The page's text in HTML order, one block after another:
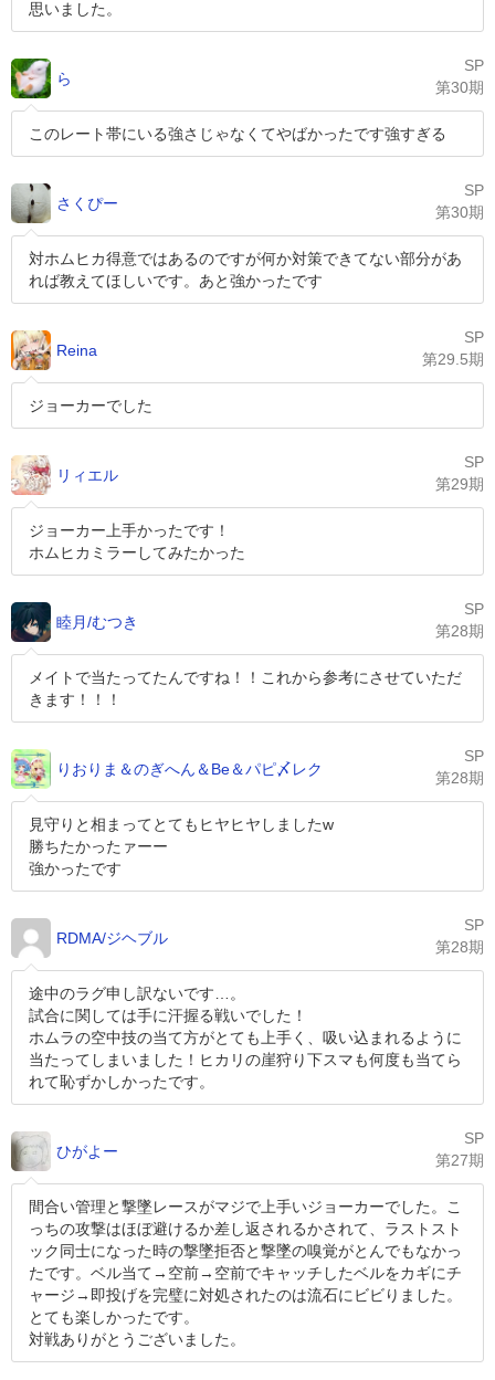
思いました。
ら
SP
第30期
このレート帯にいる強さじゃなくてやばかったです強すぎる
さくぴー
SP
第30期
対ホムヒカ得意ではあるのですが何か対策できてない部分があ
れば教えてほしいです。あと強かったです
Reina
SP
第29.5期
ジョーカーでした
リィエル
SP
第29期
ジョーカー上手かったです！
ホムヒカミラーしてみたかった
睦月/むつき
SP
第28期
メイトで当たってたんですね！！これから参考にさせていただ
きます！！！
りおりま＆のぎへん＆Be＆パピ〆レク
SP
第28期
見守りと相まってとてもヒヤヒヤしましたw
勝ちたかったァーー
強かったです
RDMA/ジヘブル
SP
第28期
途中のラグ申し訳ないです…。
試合に関しては手に汗握る戦いでした！
ホムラの空中技の当て方がとても上手く、吸い込まれるように
当たってしまいました！ヒカリの崖狩り下スマも何度も当てら
れて恥ずかしかったです。
ひがよー
SP
第27期
間合い管理と撃墜レースがマジで上手いジョーカーでした。こ
っちの攻撃はほぼ避けるか差し返されるかされて、ラストスト
ック同士になった時の撃墜拒否と撃墜の嗅覚がとんでもなかっ
たです。ベル当て→空前→空前でキャッチしたベルをカギにチ
ャージ→即投げを完璧に対処されたのは流石にビビりました。
とても楽しかったです。
対戦ありがとうございました。